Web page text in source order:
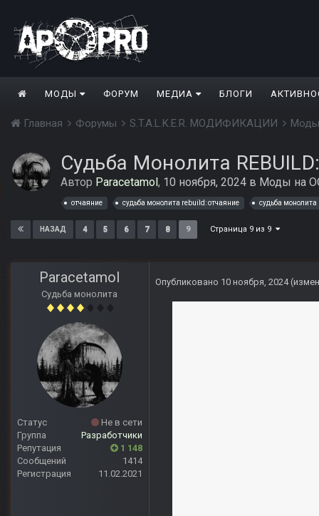
МОДЫ ФОРУМ МЕДИА БЛОГИ
Главная Форумы S.T.A.L.K.E.R. МОДИФИКАЦИИ
Судьба Монолита
Автор Paracetamol, 10 ноября, 2024 в Моды на
отчаяние судьба монолита rebuild: отчаяние судьба монолита
НАЗАД 4 5 6 7 8 9 Страница 9 из 9
Paracetamol
Судьба монолита
Статус
Не в сети
Группа
Разработчики
Репутация
1 148
Сообщений
1414
Регистрация
11.02.2021
Опубликовано 10 ноября, 2024